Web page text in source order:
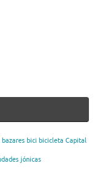
bazares bici bicicleta Capital
jónicas